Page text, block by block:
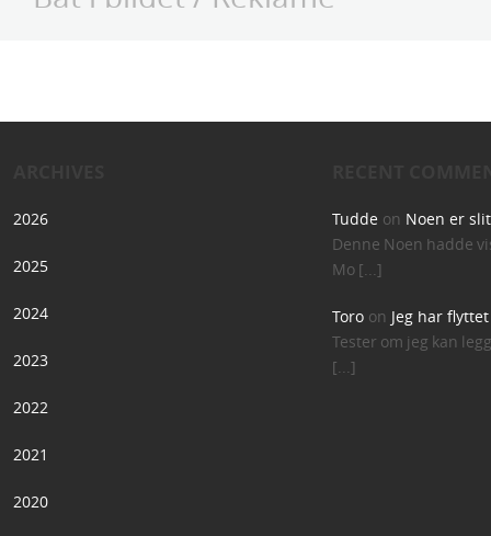
2026
2025
2024
2023
2022
2021
2020
Tudde on Noen er
Denne Noen hadde
Mo [...]
Toro on Jeg har
Tester om jeg kan
[...]